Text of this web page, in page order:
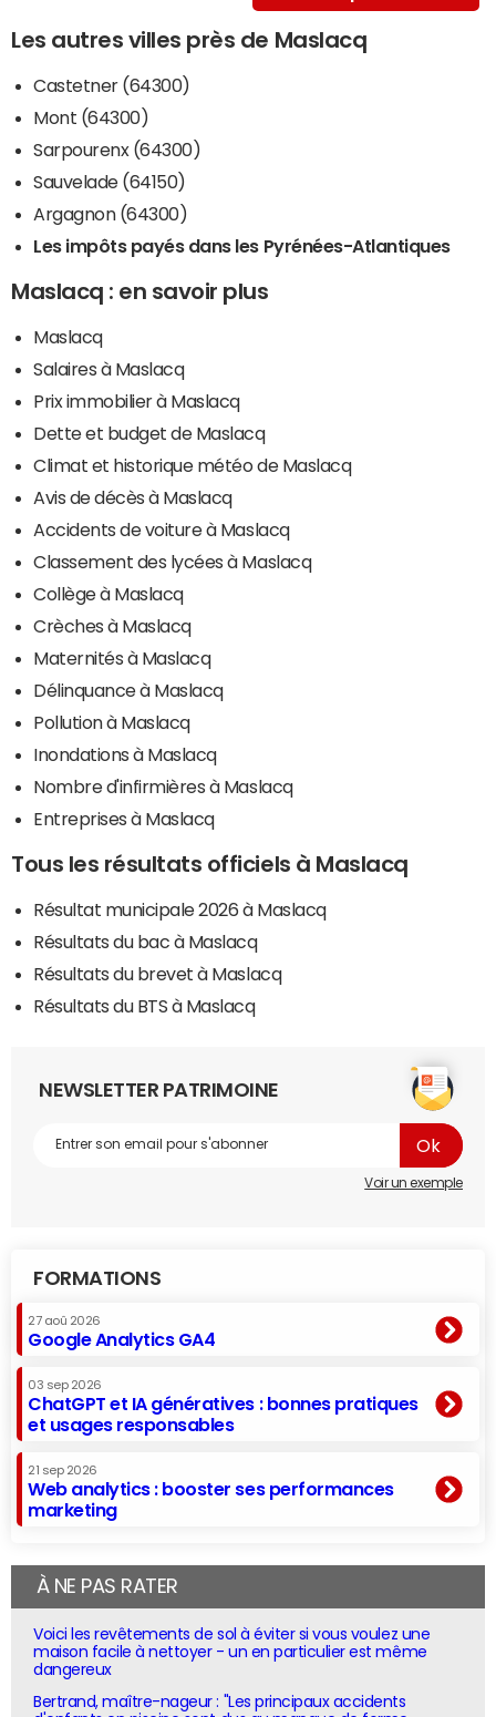
Les autres villes près de Maslacq
Castetner (64300)
Mont (64300)
Sarpourenx (64300)
Sauvelade (64150)
Argagnon (64300)
Les impôts payés dans les Pyrénées-Atlantiques
Maslacq : en savoir plus
Maslacq
Salaires à Maslacq
Prix immobilier à Maslacq
Dette et budget de Maslacq
Climat et historique météo de Maslacq
Avis de décès à Maslacq
Accidents de voiture à Maslacq
Classement des lycées à Maslacq
Collège à Maslacq
Crèches à Maslacq
Maternités à Maslacq
Délinquance à Maslacq
Pollution à Maslacq
Inondations à Maslacq
Nombre d'infirmières à Maslacq
Entreprises à Maslacq
Tous les résultats officiels à Maslacq
Résultat municipale 2026 à Maslacq
Résultats du bac à Maslacq
Résultats du brevet à Maslacq
Résultats du BTS à Maslacq
NEWSLETTER PATRIMOINE
Voir un exemple
FORMATIONS
27 aoû 2026
Google Analytics GA4
03 sep 2026
ChatGPT et IA génératives : bonnes pratiques
et usages responsables
21 sep 2026
Web analytics : booster ses performances
marketing
À NE PAS RATER
Voici les revêtements de sol à éviter si vous voulez une
maison facile à nettoyer - un en particulier est même
dangereux
Bertrand, maître-nageur : "Les principaux accidents